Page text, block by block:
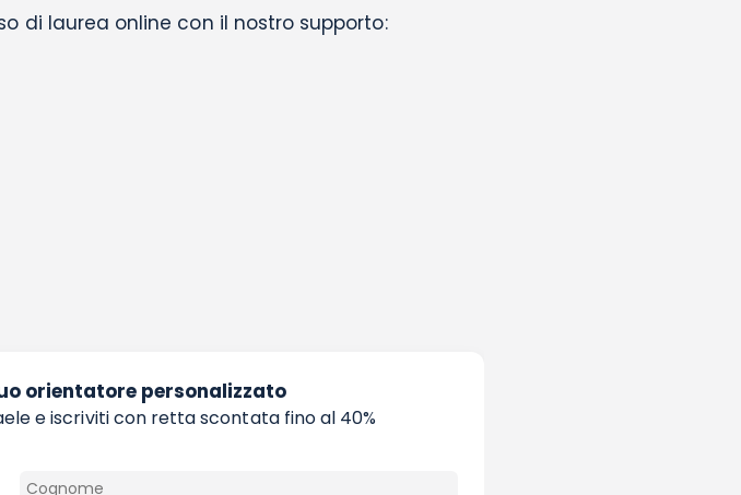
di laurea online con il nostro supporto:
orientatore personalizzato
e iscriviti con retta scontata fino al 40%